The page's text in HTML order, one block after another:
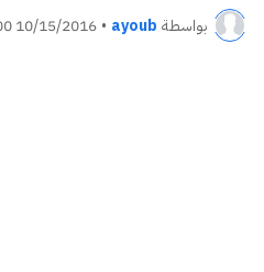
بواسطة ayoub
• 10/15/2016 12:35:00 م